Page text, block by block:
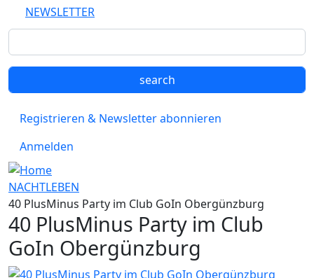
NEWSLETTER
Registrieren & Newsletter abonnieren
Anmelden
NACHTLEBEN
40 PlusMinus Party im Club GoIn Obergünzburg
40 PlusMinus Party im Club
GoIn Obergünzburg